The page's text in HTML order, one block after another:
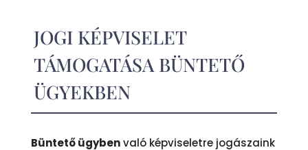
JOGI KÉPVISELET
TÁMOGATÁSA BÜNTETŐ
ÜGYEKBEN
Büntető ügybenvaló képviseletre jogászaink